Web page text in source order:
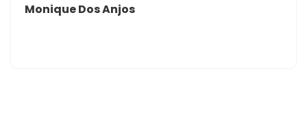
Monique Dos Anjos